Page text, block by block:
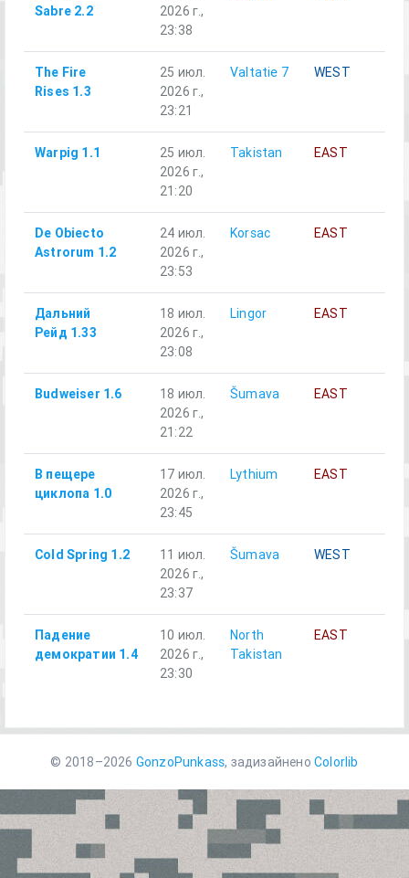
Sabre 2.2
2026 г.,
23:38
The Fire
Rises 1.3
25 июл.
2026 г.,
23:21
Valtatie 7 WEST
Warpig 1.1
25 июл.
2026 г.,
21:20
Takistan EAST
De Obiecto
Astrorum 1.2
24 июл.
2026 г.,
23:53
Korsac EAST
Дальний
Рейд 1.33
18 июл.
2026 г.,
23:08
Lingor EAST
Budweiser 1.6
18 июл.
2026 г.,
21:22
Šumava EAST
В пещере
циклопа 1.0
17 июл.
2026 г.,
23:45
Lythium EAST
Cold Spring 1.2
11 июл.
2026 г.,
23:37
Šumava WEST
Падение
демократии 1.4
10 июл.
2026 г.,
23:30
North
Takistan
EAST
© 2018–2026 GonzoPunkass, задизайнено Colorlib